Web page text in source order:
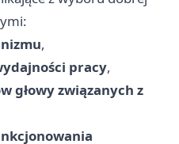
,
pracy,
głowy związanych z